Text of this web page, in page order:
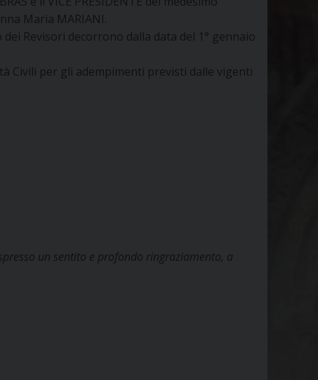
Maria MARIANI.
Revisori decorrono dalla data del 1° gennaio
Civili per gli adempimenti previsti dalle vigenti
un sentito e profondo ringraziamento, a